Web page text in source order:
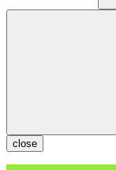
close